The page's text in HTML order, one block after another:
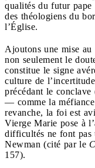
qualités du futur pape
des théologiens du
l’Église.
Ajoutons une mise
non seulement le
constitue le signe
culture de
précédant le
— comme la
revanche, la foi est
Vierge Marie pose à
difficultés ne font pas
Newman (cité par le
157).